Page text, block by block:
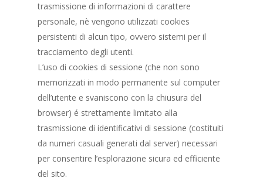
trasmissione di informazioni di carattere
personale, nè vengono utilizzati cookies
persistenti di alcun tipo, ovvero sistemi per il
tracciamento degli utenti.
L’uso di cookies di sessione (che non sono
memorizzati in modo permanente sul computer
dell’utente e svaniscono con la chiusura del
browser) é strettamente limitato alla
trasmissione di identificativi di sessione (costituiti
da numeri casuali generati dal server) necessari
per consentire l’esplorazione sicura ed efficiente
del sito.